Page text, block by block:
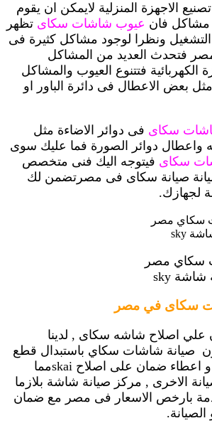
الاجهزة المنزلية لايمكن ان يقوم
مشاكل فان عيوب شاشات سكاى تظهر
ونظرا لوجود مشاكل كثيرة فى
فتحدث العديد من المشاكل
الكهربائية فتتنوع العيوب والمشاكل
مثل بعض الاعطال فى دائرة الباور او
سكاى فى دوائر الاضاءة مثل
واعطال دوائر الصورة فما عليك سوى
سكاى فيتوجه اليك فنى متخصص
صيانة سكاى فى مصرتضمن لك
لجهازك.
سكاي مصر
سكاى في مصر
اصلاح شاشه سكاى , لدينا
صيانة شاشات سكاي باستبدال قطع
الغيار التالفة بأخري و اعطاء ضمان على اصلاح skaiمما
الاخرى , مركز صيانة شاشة بلازما
بارخص الاسعار فى مصر مع ضمان